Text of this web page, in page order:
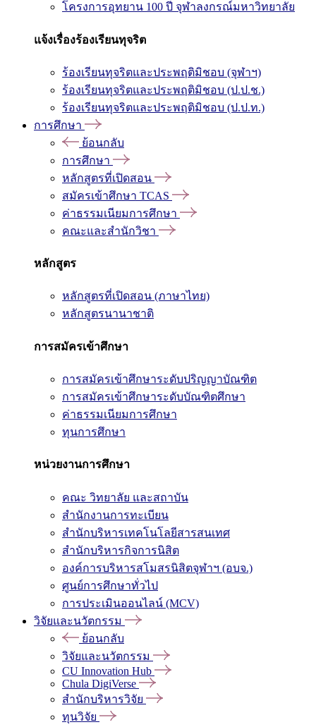
โครงการอุทยาน 100 ปี จุฬาลงกรณ์มหาวิทยาลัย
แจ้งเรื่องร้องเรียนทุจริต
ร้องเรียนทุจริตและประพฤติมิชอบ (จุฬาฯ)
ร้องเรียนทุจริตและประพฤติมิชอบ (ป.ป.ช.)
ร้องเรียนทุจริตและประพฤติมิชอบ (ป.ป.ท.)
การศึกษา
ย้อนกลับ
การศึกษา
หลักสูตรที่เปิดสอน
สมัครเข้าศึกษา TCAS
ค่าธรรมเนียมการศึกษา
คณะและสำนักวิชา
หลักสูตร
หลักสูตรที่เปิดสอน (ภาษาไทย)
หลักสูตรนานาชาติ
การสมัครเข้าศึกษา
การสมัครเข้าศึกษาระดับปริญญาบัณฑิต
การสมัครเข้าศึกษาระดับบัณฑิตศึกษา
ค่าธรรมเนียมการศึกษา
ทุนการศึกษา
หน่วยงานการศึกษา
คณะ วิทยาลัย และสถาบัน
สำนักงานการทะเบียน
สำนักบริหารเทคโนโลยีสารสนเทศ
สำนักบริหารกิจการนิสิต
องค์การบริหารสโมสรนิสิตจุฬาฯ (อบจ.)
ศูนย์การศึกษาทั่วไป
การประเมินออนไลน์ (MCV)
วิจัยและนวัตกรรม
ย้อนกลับ
วิจัยและนวัตกรรม
CU Innovation Hub
Chula DigiVerse
สำนักบริหารวิจัย
ทุนวิจัย